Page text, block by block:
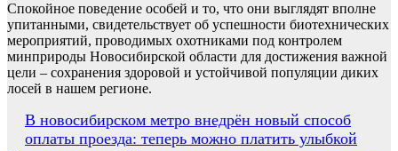
Спокойное поведение особей и то, что они выглядят вполне
упитанными, свидетельствует об успешности биотехнических
мероприятий, проводимых охотниками под контролем
минприроды Новосибирской области для достижения важной
цели – сохранения здоровой и устойчивой популяции диких
лосей в нашем регионе.
Навигация
по
В новосибирском метро внедрён новый способ
оплаты проезда: теперь можно платить улыбкой